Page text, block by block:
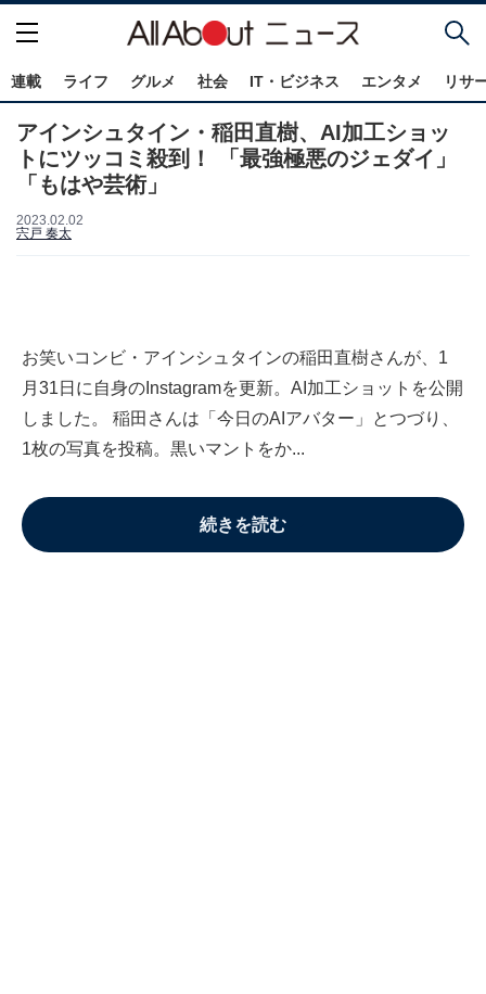
連載 ライフ グルメ 社会 IT・ビジネス エンタメ リサ
アインシュタイン・稲田直樹、AI加工ショッ
トにツッコミ殺到！ 「最強極悪のジェダイ」
「もはや芸術」
2023.02.02
宍戸 奏太
お笑いコンビ・アインシュタインの稲田直樹さんが、1
月31日に自身のInstagramを更新。AI加工ショットを公開
しました。 稲田さんは「今日のAIアバター」とつづり、
1枚の写真を投稿。黒いマントをか...
続きを読む